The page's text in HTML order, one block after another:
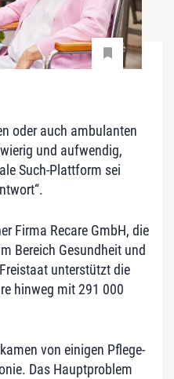
oder auch ambulanten
und aufwendig,
Such-Plattform sei
Firma Recare GmbH, die
Bereich Gesundheit und
unterstützt die
hinweg mit 291 000
von einigen Pflege-
Das Hauptproblem